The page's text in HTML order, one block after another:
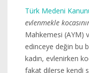
Türk Medeni
evlenmekle
Mahkemesi (AYM)
edinceye değin bu
kadın, evlenirken
fakat dilerse kendi